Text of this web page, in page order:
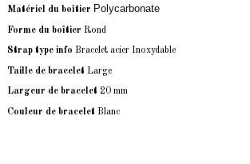
Matériel du boîtier Polycarbonate
Forme du boîtier Rond
Strap type info Bracelet acier Inoxydable
Taille de bracelet Large
Largeur de bracelet 20 mm
Couleur de bracelet Blanc